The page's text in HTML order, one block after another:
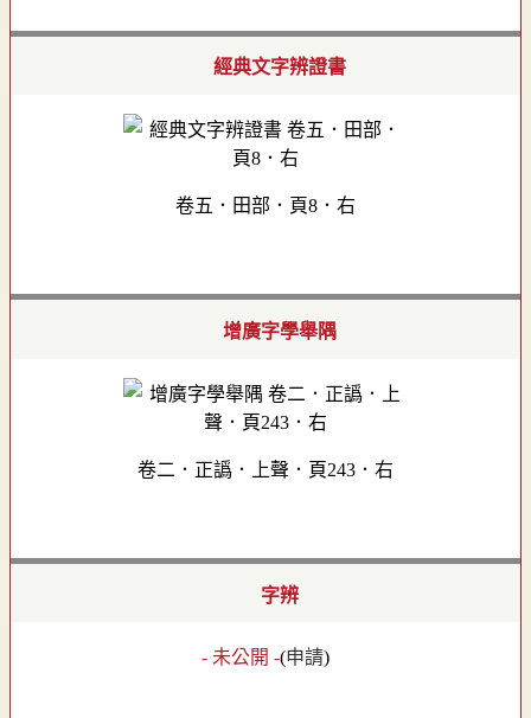
經典文字辨證書
卷五．田部．頁8．右
增廣字學舉隅
卷二．正譌．上聲．頁243．右
字辨
- 未公開 -(申請)